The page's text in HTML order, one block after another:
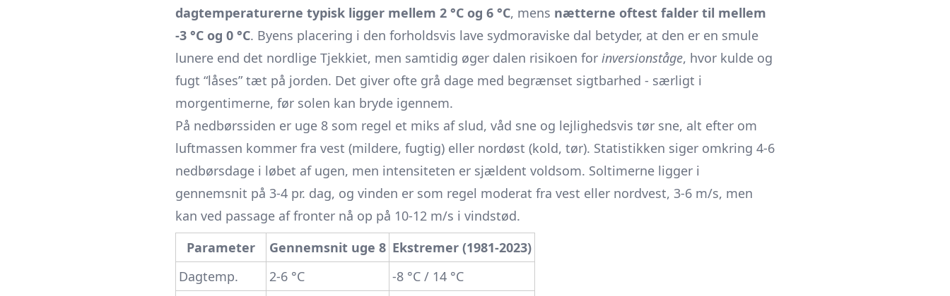
dagtemperaturerne typisk ligger mellem 2 °C og 6 °C, mens nætterne oftest falder til mellem
‑3 °C og 0 °C. Byens placering i den forholdsvis lave sydmoraviske dal betyder, at den er en smule
lunere end det nordlige Tjekkiet, men samtidig øger dalen risikoen for inversionståge, hvor kulde og
fugt “låses” tæt på jorden. Det giver ofte grå dage med begrænset sigtbarhed - særligt i
morgentimerne, før solen kan bryde igennem.
På nedbørssiden er uge 8 som regel et miks af slud, våd sne og lejlighedsvis tør sne, alt efter om
luftmassen kommer fra vest (mildere, fugtig) eller nordøst (kold, tør). Statistikken siger omkring 4-6
nedbørsdage i løbet af ugen, men intensiteten er sjældent voldsom. Soltimerne ligger i
gennemsnit på 3-4 pr. dag, og vinden er som regel moderat fra vest eller nordvest, 3-6 m/s, men
kan ved passage af fronter nå op på 10-12 m/s i vindstød.
Parameter
Gennemsnit uge 8 Ekstremer (1981-2023)
Dagtemp.
2-6 °C
-8 °C / 14 °C